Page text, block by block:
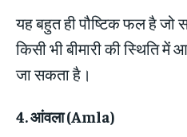
यह बहुत ही पौष्टिक फल है
किसी भी बीमारी की स्थिति में
जा सकता है।
4.आंवला(Amla)